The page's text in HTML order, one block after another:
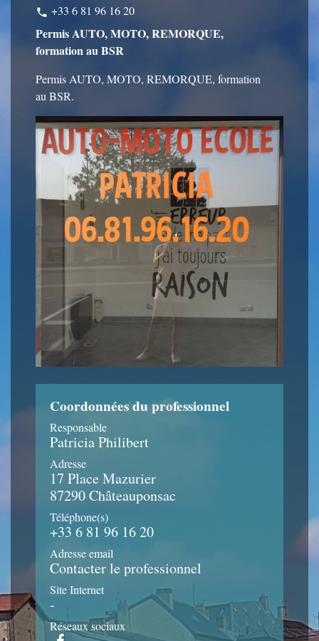
phone +33 6 81 96 16 20
Permis AUTO, MOTO, REMORQUE,
formation au BSR
Permis AUTO, MOTO, REMORQUE, formation
au BSR.
Coordonnées du professionnel
Responsable
Patricia Philibert
Adresse
17 Place Mazurier
87290 Châteauponsac
Téléphone(s)
+33 6 81 96 16 20
Adresse email
Contacter le professionnel
Site Internet
-
Réseaux sociaux